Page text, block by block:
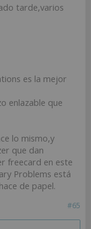
tarde,varios
es la mejor
enlazable que
lo mismo,y
que dan
freecard en este
Problems está
de papel.
#65